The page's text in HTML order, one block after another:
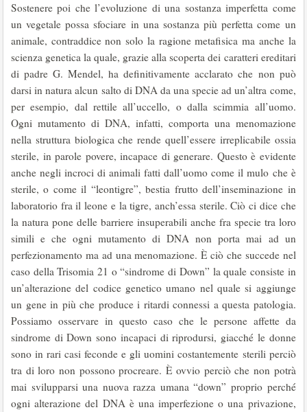
Sostenere poi che l’evoluzione di una sostanza imperfetta come
un vegetale possa sfociare in una sostanza più perfetta come un
animale, contraddice non solo la ragione metafisica ma anche la
scienza genetica la quale, grazie alla scoperta dei caratteri ereditari
di padre G. Mendel, ha definitivamente acclarato che non può
darsi in natura alcun salto di DNA da una specie ad un’altra come,
per esempio, dal rettile all’uccello, o dalla scimmia all’uomo.
Ogni mutamento di DNA, infatti, comporta una menomazione
nella struttura biologica che rende quell’essere irreplicabile ossia
sterile, in parole povere, incapace di generare. Questo è evidente
anche negli incroci di animali fatti dall’uomo come il mulo che è
sterile, o come il “leontigre”, bestia frutto dell’inseminazione in
laboratorio fra il leone e la tigre, anch’essa sterile. Ciò ci dice che
la natura pone delle barriere insuperabili anche fra specie tra loro
simili e che ogni mutamento di DNA non porta mai ad un
perfezionamento ma ad una menomazione. È ciò che succede nel
caso della Trisomia 21 o “sindrome di Down” la quale consiste in
un’alterazione del codice genetico umano nel quale si aggiunge
un gene in più che produce i ritardi connessi a questa patologia.
Possiamo osservare in questo caso che le persone affette da
sindrome di Down sono incapaci di riprodursi, giacché le donne
sono in rari casi feconde e gli uomini costantemente sterili perciò
tra di loro non possono procreare. È ovvio perciò che non potrà
mai svilupparsi una nuova razza umana “down” proprio perché
ogni alterazione del DNA è una imperfezione o una privazione,